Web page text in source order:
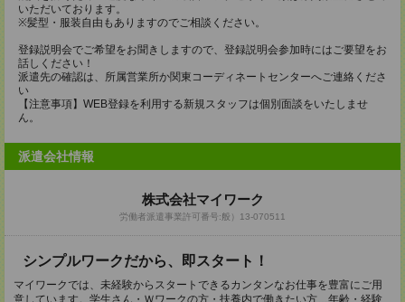
いただいております。
※髪型・服装自由もありますのでご相談ください。
登録説明会でご希望をお聞きしますので、登録説明会参加時にはご要望をお
話しください！
派遣先の確認は、所属営業所か関東コーディネートセンターへご連絡くださ
い
【注意事項】WEB登録を利用する新規スタッフは個別面談をいたしませ
ん。
派遣会社情報
株式会社マイワーク
労働者派遣事業許可番号:般）13-070511
シンプルワークだから、即スタート！
マイワークでは、未経験からスタートできるカンタンなお仕事を豊富にご用
意しています。学生さん・Ｗワークの方・扶養内で働きたい方…年齢・経験